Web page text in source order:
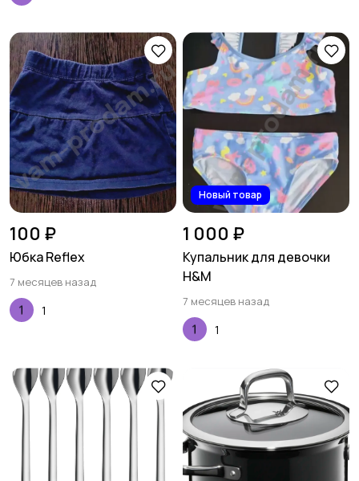
100 ₽
Юбка Reflex
7 месяцев назад
1
Новый товар
1 000 ₽
Купальник для девочки
H&M
7 месяцев назад
1